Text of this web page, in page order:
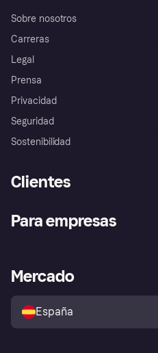
Sobre nosotros
Carreras
Legal
Prensa
Privacidad
Seguridad
Sostenibilidad
Clientes
Inicio de sesión
Directorio de tiendas
Política de protección al
comprador de Klarna
Reclamaciones
Para empresas
Acceso empresas
Mercado
España